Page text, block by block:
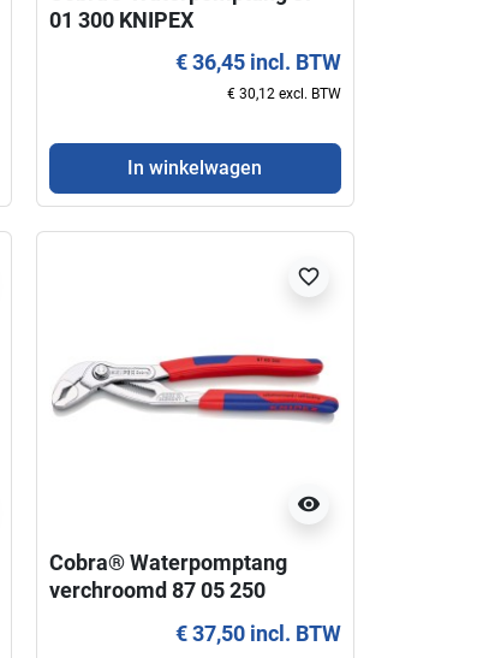
01 300 KNIPEX
€ 36,45 incl. BTW
€ 30,12 excl. BTW
In winkelwagen
visibility
favorite_border
Cobra® Waterpomptang
verchroomd 87 05 250
KNIPEX twee componenten
€ 37,50 incl. BTW